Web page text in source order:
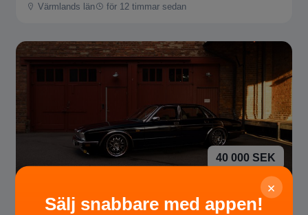
Värmlands län för 12 timmar sedan
40 000 SEK
Jaguar JAGUAR SOVEREIGN
×
Sälj snabbare med appen!